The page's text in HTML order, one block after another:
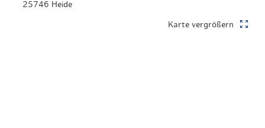
Schuhe, Schmuck
& Lifestyle
shoppen
günstig
essen & trinken
25746 Heide
Karte vergrößern